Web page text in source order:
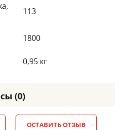
113
1800
0,95 кг
(0)
ОСТАВИТЬ ОТЗЫВ